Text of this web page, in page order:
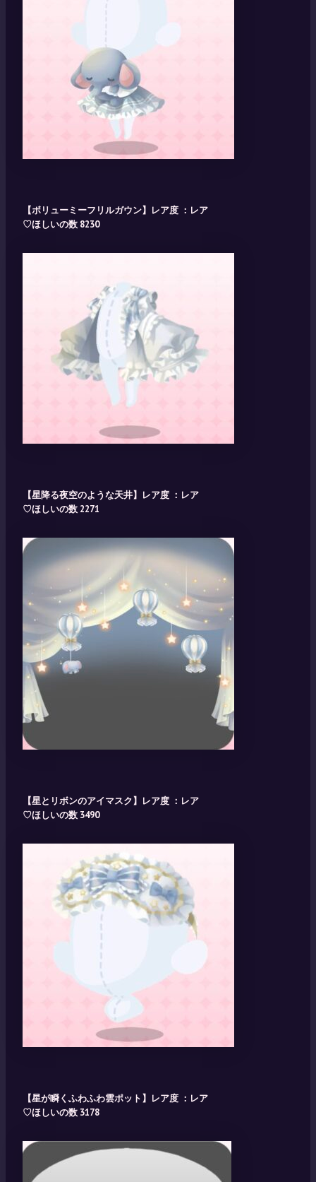
【ボリューミーフリルガウン】レア度 ：レア
♡ほしいの数 8230
【星降る夜空のような天井】レア度 ：レア
♡ほしいの数 2271
【星とリボンのアイマスク】レア度 ：レア
♡ほしいの数 3490
【星が瞬くふわふわ雲ポット】レア度 ：レア
♡ほしいの数 3178